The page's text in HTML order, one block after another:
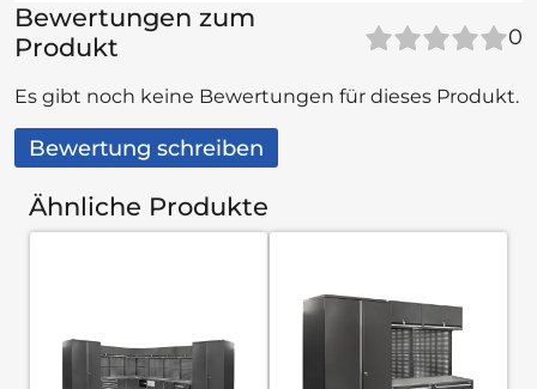
Bewertungen zum
Produkt
0
Es gibt noch keine Bewertungen für dieses Produkt.
Bewertung schreiben
Ähnliche Produkte